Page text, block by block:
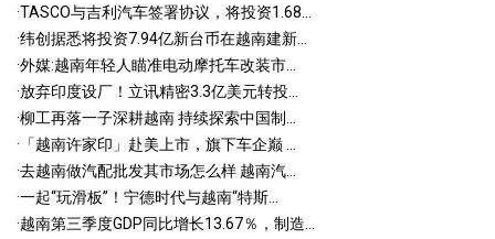
·TASCO与吉利汽车签署协议，将投资1.68...
·纬创据悉将投资7.94亿新台币在越南建新...
·外媒:越南年轻人瞄准电动摩托车改装市...
·放弃印度设厂！立讯精密3.3亿美元转投...
·柳工再落一子深耕越南 持续探索中国制...
· 「越南许家印」赴美上市，旗下车企巅 ...
·去越南做汽配批发其市场怎么样 越南汽...
·一起“玩滑板”！宁德时代与越南“特斯...
·越南第三季度GDP同比增长13.67％，制造...